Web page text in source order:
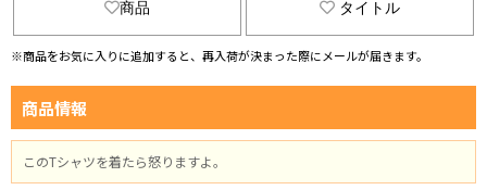
商品 タイトル
※商品をお気に入りに追加すると、再入荷が決まった際にメールが届きます。
商品情報
このTシャツを着たら怒りますよ。